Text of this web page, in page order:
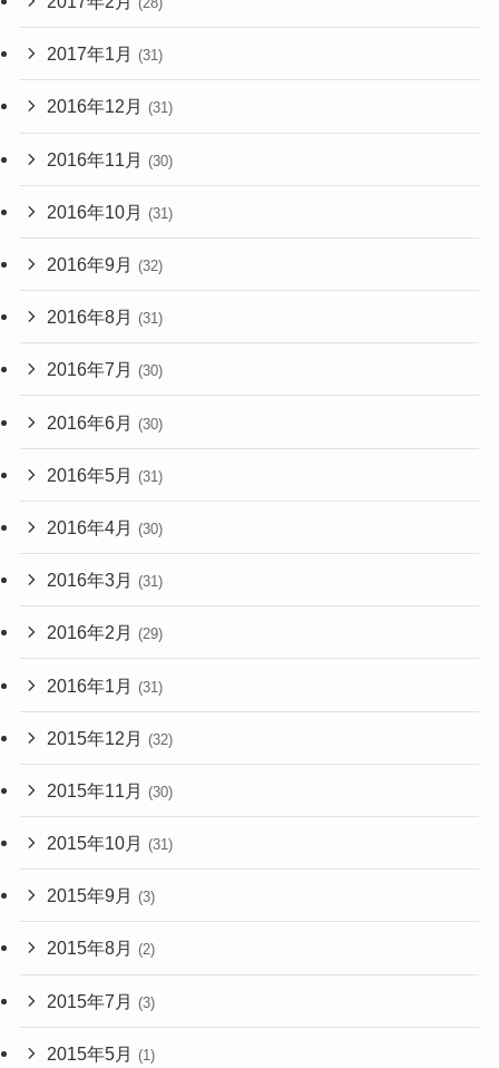
2017年1月 (31)
2016年12月 (31)
2016年11月 (30)
2016年10月 (31)
2016年9月 (32)
2016年8月 (31)
2016年7月 (30)
2016年6月 (30)
2016年5月 (31)
2016年4月 (30)
2016年3月 (31)
2016年2月 (29)
2016年1月 (31)
2015年12月 (32)
2015年11月 (30)
2015年10月 (31)
2015年9月 (3)
2015年8月 (2)
2015年7月 (3)
2015年5月 (1)